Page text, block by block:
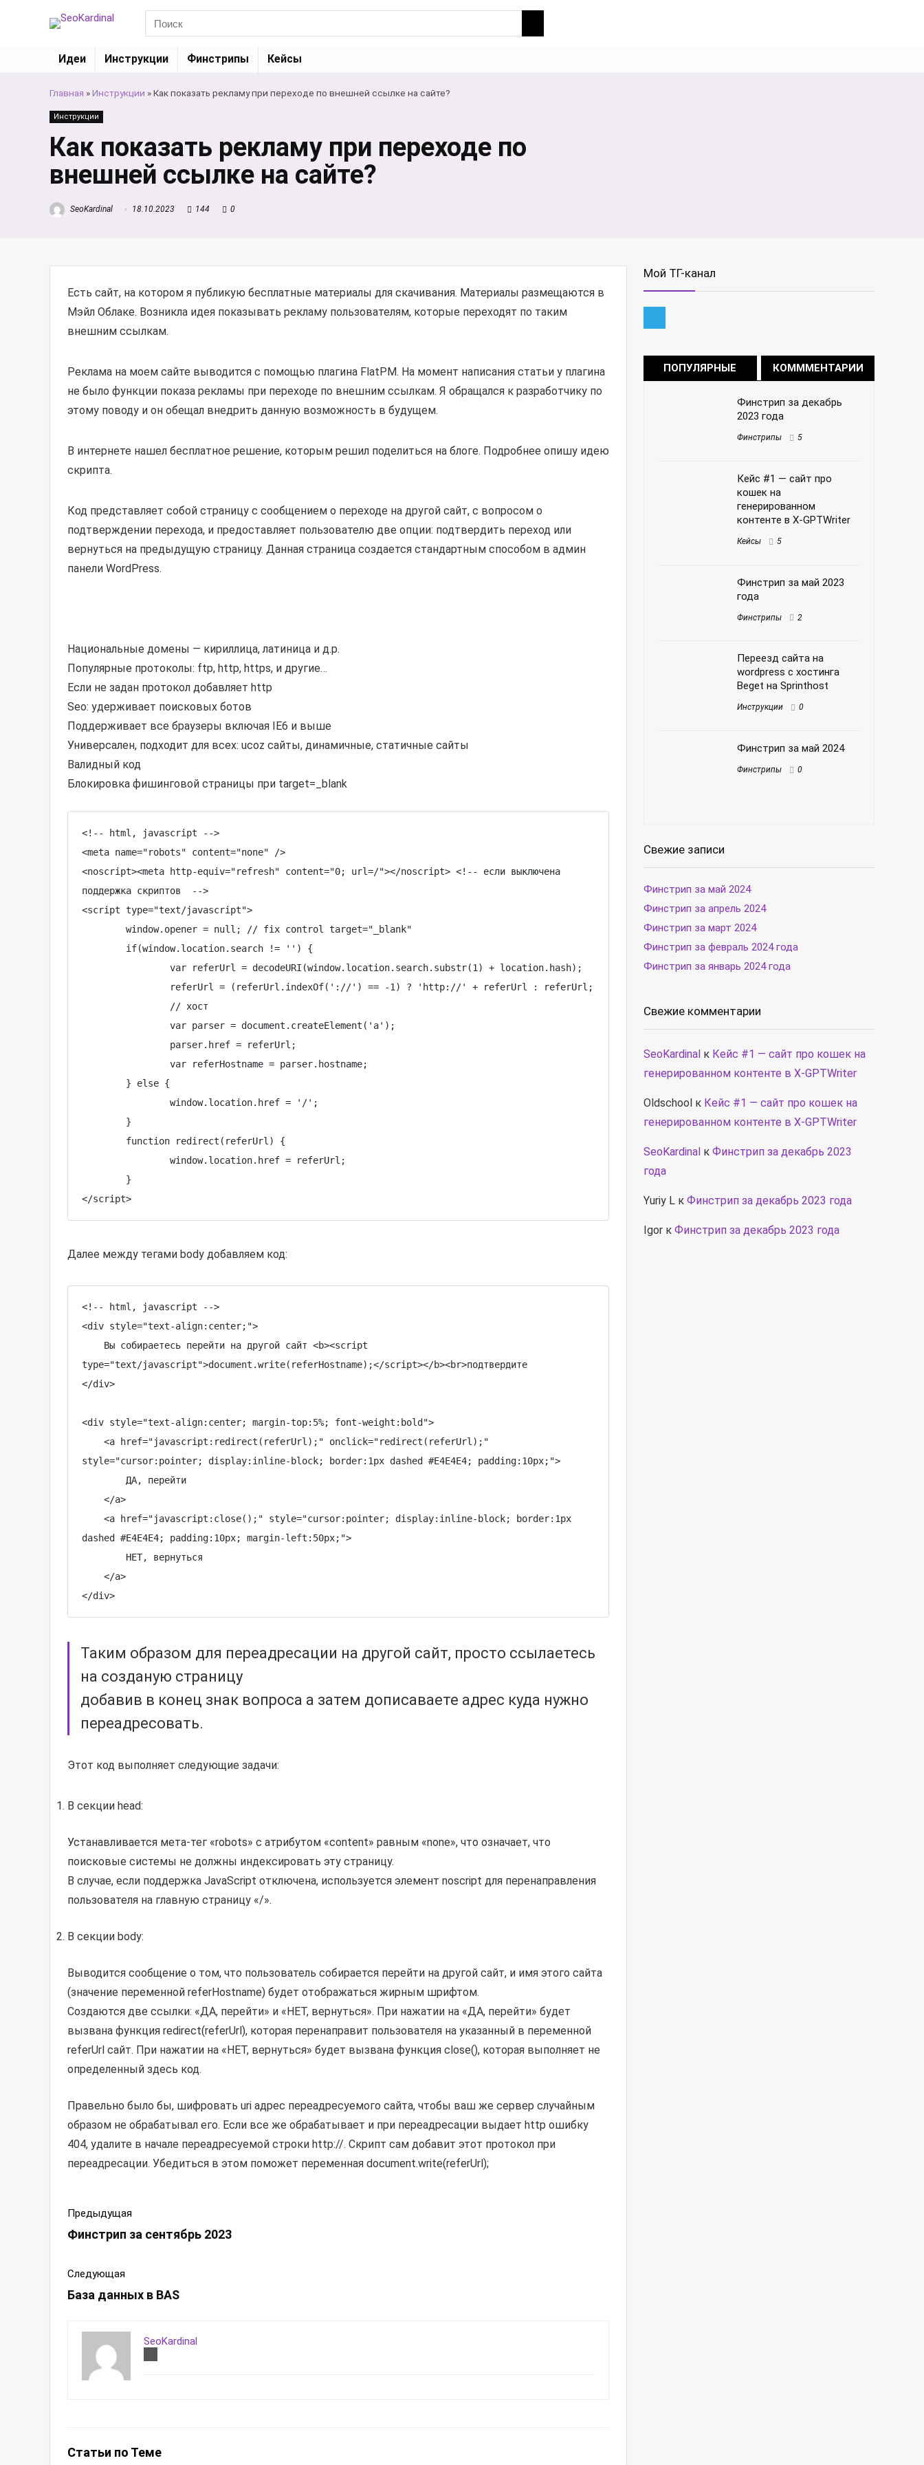
Идеи Инструкции Финстрипы Кейсы
Главная »Инструкции »Как показать рекламу при переходе по внешней ссылке на сайте?
Инструкции
Как показать рекламу при переходе по
внешней ссылке на сайте?
SeoKardinal 18.10.2023 144 0
Есть сайт, на котором я публикую бесплатные материалы для скачивания. Материалы размещаются в
Мэйл Облаке. Возникла идея показывать рекламу пользователям, которые переходят по таким
внешним ссылкам.
Реклама на моем сайте выводится с помощью плагина FlatPM. На момент написания статьи у плагина
не было функции показа рекламы при переходе по внешним ссылкам. Я обращался к разработчику по
этому поводу и он обещал внедрить данную возможность в будущем.
В интернете нашел бесплатное решение, которым решил поделиться на блоге. Подробнее опишу идею
скрипта.
Код представляет собой страницу с сообщением о переходе на другой сайт, с вопросом о
подтверждении перехода, и предоставляет пользователю две опции: подтвердить переход или
вернуться на предыдущую страницу. Данная страница создается стандартным способом в админ
панели WordPress.
Национальные домены — кириллица, латиница и д.р.
Популярные протоколы: ftp, http, https, и другие…
Если не задан протокол добавляет http
Seo: удерживает поисковых ботов
Поддерживает все браузеры включая IE6 и выше
Универсален, подходит для всех: ucoz сайты, динамичные, статичные сайты
Валидный код
Блокировка фишинговой страницы при target=_blank
<!-- html, javascript -->
<meta name="robots" content="none" />
<noscript><meta http-equiv="refresh" content="0; url=/"></noscript> <!-- если выключена
поддержка скриптов  -->
<script type="text/javascript">
</script>
Далее между тегами body добавляем код:
<!-- html, javascript -->
<div style="text-align:center;">
type="text/javascript">document.write(referHostname);</script></b><br>подтвердите
</div>
<div style="text-align:center; margin-top:5%; font-weight:bold">
style="cursor:pointer; display:inline-block; border:1px dashed #E4E4E4; padding:10px;">
dashed #E4E4E4; padding:10px; margin-left:50px;">
</div>
Таким образом для переадресации на другой сайт, просто ссылаетесь
на созданую страницу
добавив в конец знак вопроса а затем дописаваете адрес куда нужно
переадресовать.
Этот код выполняет следующие задачи:
В секции head:
Устанавливается мета-тег «robots» с атрибутом «content» равным «none», что означает, что
поисковые системы не должны индексировать эту страницу.
В случае, если поддержка JavaScript отключена, используется элемент noscript для перенаправления
пользователя на главную страницу «/».
В секции body:
Выводится сообщение о том, что пользователь собирается перейти на другой сайт, и имя этого сайта
(значение переменной referHostname) будет отображаться жирным шрифтом.
Создаются две ссылки: «ДА, перейти» и «НЕТ, вернуться». При нажатии на «ДА, перейти» будет
вызвана функция redirect(referUrl), которая перенаправит пользователя на указанный в переменной
referUrl сайт. При нажатии на «НЕТ, вернуться» будет вызвана функция close(), которая выполняет не
определенный здесь код.
Правельно было бы, шифровать uri адрес переадресуемого сайта, чтобы ваш же сервер случайным
образом не обрабатывал его. Если все же обрабатывает и при переадресации выдает http ошибку
404, удалите в начале переадресуемой строки http://. Скрипт сам добавит этот протокол при
переадресации. Убедиться в этом поможет переменная document.write(referUrl);
Предыдущая
Финстрип за сентябрь 2023
Следующая
База данных в BAS
SeoKardinal
Статьи по Теме
Мой ТГ-канал
ПОПУЛЯРНЫЕ КОМММЕНТАРИИ
Финстрип за декабрь
2023 года
Финстрипы 5
Кейс #1 — сайт про
кошек на
генерированном
контенте в X-GPTWriter
Кейсы 5
Финстрип за май 2023
года
Финстрипы 2
Переезд сайта на
wordpress с хостинга
Beget на Sprinthost
Инструкции 0
Финстрип за май 2024
Финстрипы 0
Свежие записи
Финстрип за май 2024
Финстрип за апрель 2024
Финстрип за март 2024
Финстрип за февраль 2024 года
Финстрип за январь 2024 года
Свежие комментарии
SeoKardinal к Кейс #1 — сайт про кошек на
генерированном контенте в X-GPTWriter
Oldschool к Кейс #1 — сайт про кошек на
генерированном контенте в X-GPTWriter
SeoKardinal к Финстрип за декабрь 2023
года
Yuriy L к Финстрип за декабрь 2023 года
Igor к Финстрип за декабрь 2023 года